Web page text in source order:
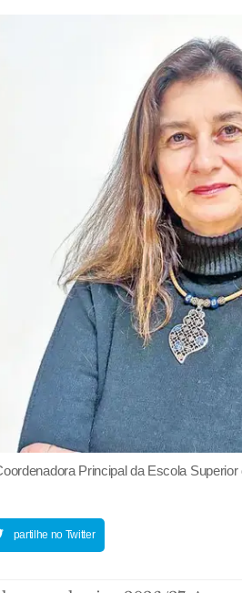
Principal da Escola
partilhe no Twitter